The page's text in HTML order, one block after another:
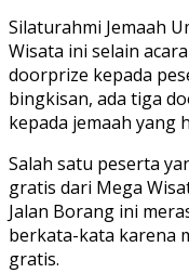
Silaturahmi Jemaah
Wisata ini selain
doorprize kepada
bingkisan, ada tiga
kepada jemaah yang
Salah satu peserta
gratis dari Mega
Jalan Borang ini
berkata-kata karena
gratis.